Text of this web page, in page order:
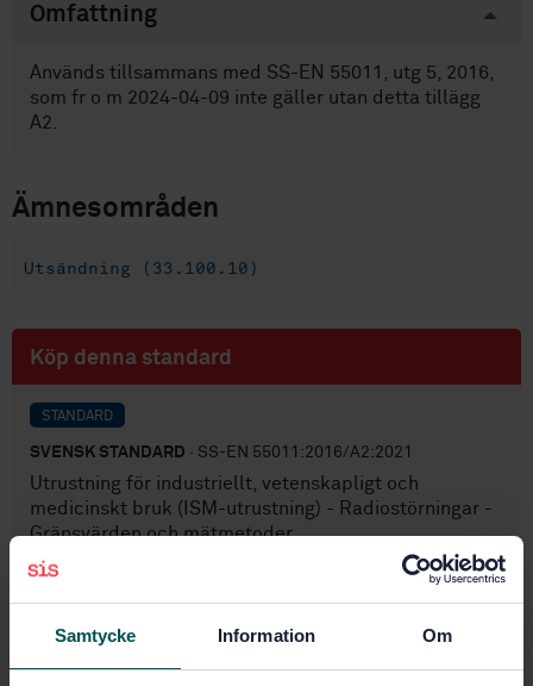
Samtycke Information Om
Omfattning
Används tillsammans med SS-EN 55011, utg 5, 2016,
som fr o m 2024-04-09 inte gäller utan detta tillägg
A2.
Ämnesområden
Utsändning (33.100.10)
Köp denna standard
STANDARD
SVENSK STANDARD · SS-EN 55011:2016/A2:2021
Utrustning för industriellt, vetenskapligt och
medicinskt bruk (ISM-utrustning) - Radiostörningar -
Gränsvärden och mätmetoder
Prenumerera på standarden - Läs mer
Pris:216 SEK
Lägg i varukorgen